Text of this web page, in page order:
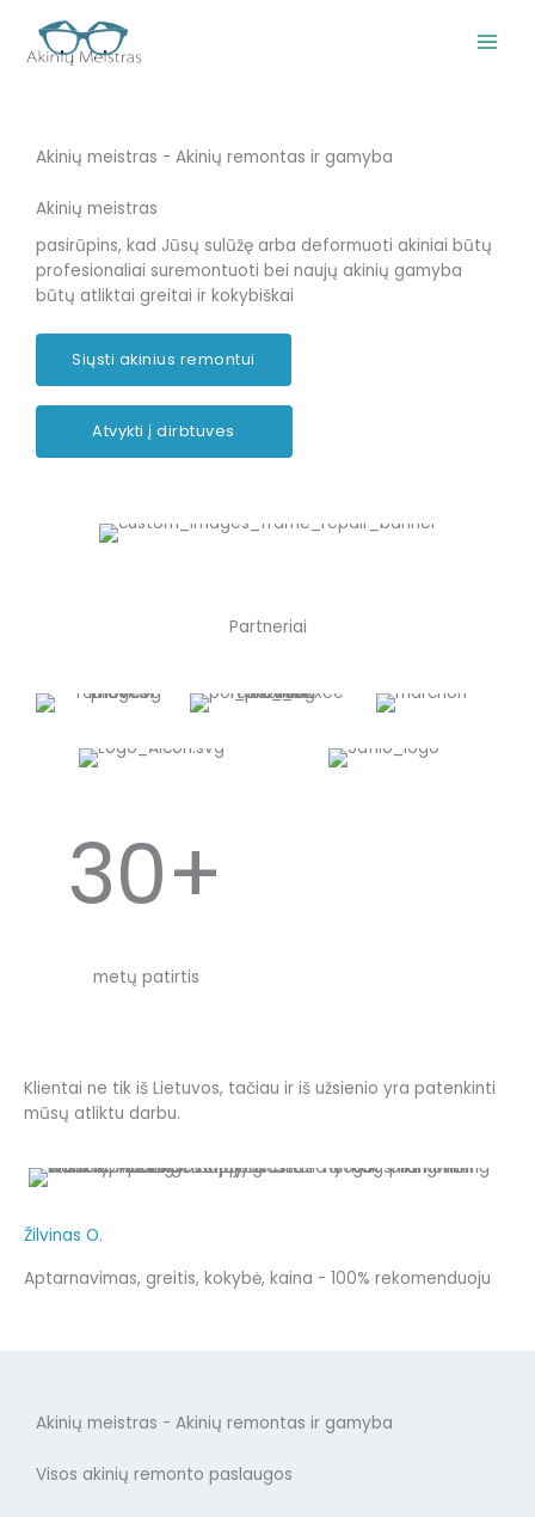
turinio
Akinių meistras - Akinių remontas ir gamyba
Akinių meistras
pasirūpins, kad Jūsų sulūžę arba deformuoti akiniai būtų
profesionaliai suremontuoti bei naujų akinių gamyba
būtų atliktai greitai ir kokybiškai
Siųsti akinius remontui
Atvykti į dirbtuves
Partneriai
30+
metų patirtis
Klientai ne tik iš Lietuvos, tačiau ir iš užsienio yra patenkinti
mūsų atliktu darbu.
Žilvinas O.
Aptarnavimas, greitis, kokybė, kaina - 100% rekomenduoju
Akinių meistras - Akinių remontas ir gamyba
Visos akinių remonto paslaugos